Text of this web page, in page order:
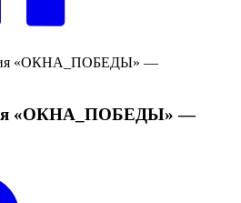
«ОКНА_ПОБЕДЫ» —
«ОКНА_ПОБЕДЫ» —